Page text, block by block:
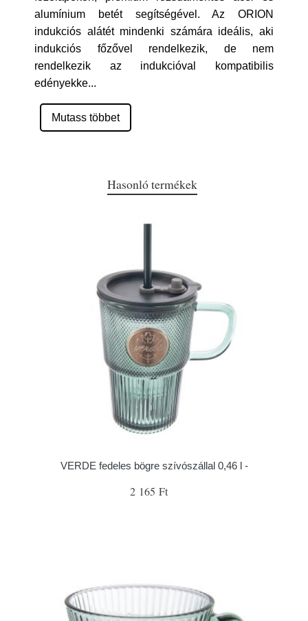
alumínium betét segítségével. Az ORION
indukciós alátét mindenki számára ideális, aki
indukciós főzővel rendelkezik, de nem
rendelkezik az indukcióval kompatibilis
edényekke...
Mutass többet
Hasonló termékek
VERDE fedeles bögre szívószállal 0,46 l -
2 165 Ft